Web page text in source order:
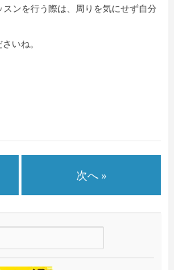
ンを行う際は、周りを気にせず自分
いね。
次へ »